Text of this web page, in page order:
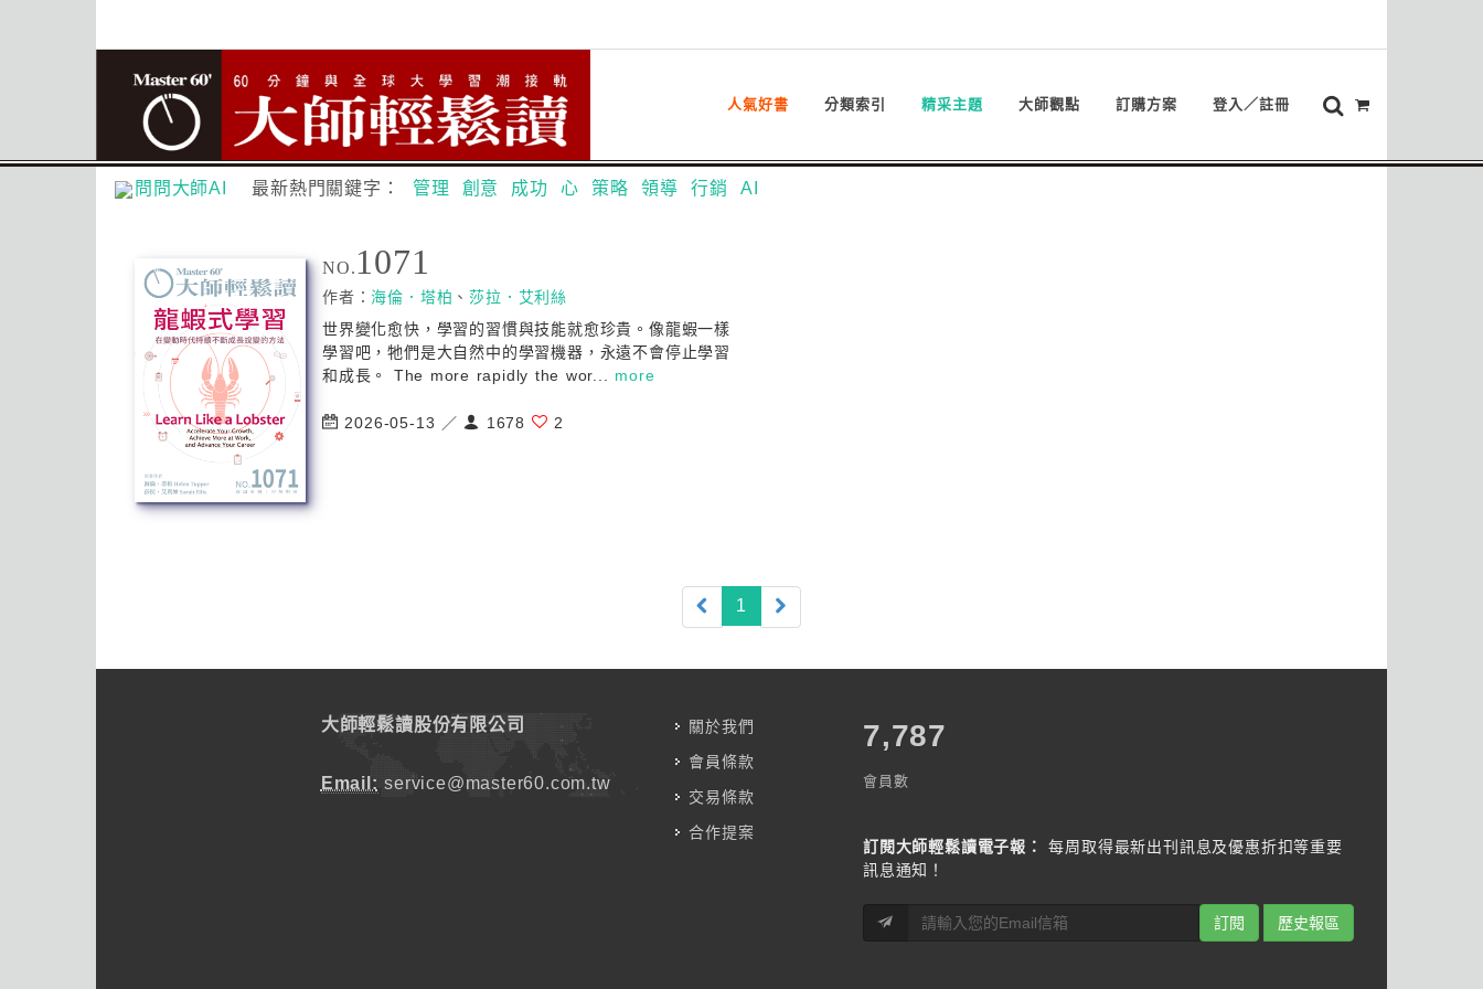
人氣好書 分類索引 精采主題 大師觀點 訂購方案 登入／註冊
問問大師AI 最新熱門關鍵字： 管理 創意 成功 心 策略 領導 行銷 AI
NO. 1071
作者：海倫．塔柏 、莎拉．艾利絲
世界變化愈快，學習的習慣與技能就愈珍貴。像龍蝦一樣
學習吧，牠們是大自然中的學習機器，永遠不會停止學習
和成長。 The more rapidly the wor... more
2026-05-13 ／ 1678 2
1 (current)
大師輕鬆讀股份有限公司
Email: service@master60.com.tw
關於我們
會員條款
交易條款
合作提案
7,787
會員數
訂閱大師輕鬆讀電子報：
每周取得最新出刊訊息及優惠折扣等重要
訊息通知！
訂閱 歷史報區